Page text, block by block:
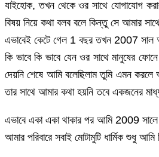
যাইহোক, তখন থেকে ওর সাথে যোগাযোগ
বিষয় নিয়ে কথা বলব বলে কিন্তু সে আমার
এভাবেই কেটে গেল 1 বছর তখন 2007 সাল
কি ভাবে কি ভাবে যেন ওর সাথে মানুষের
দেয়নি শেষে আমি বলেছিলাম তুমি এমন
তার সাথে আমার কথা হয়নি তবে একজনের
এভাবে একা একা থাকার পর আমি 2009 সালে
আমার পরিবারে সবাই মোটামুটি ধার্মিক শুধু